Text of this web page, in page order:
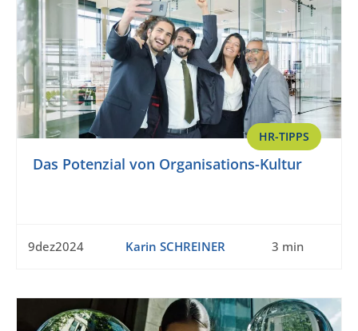
HR-TIPPS
Das Potenzial von Organisations-Kultur
9dez2024 Karin SCHREINER 3 min